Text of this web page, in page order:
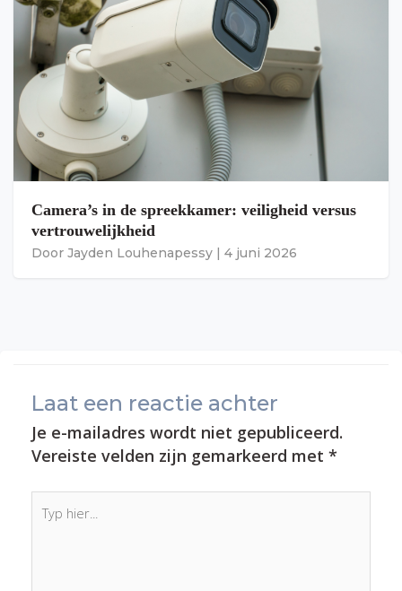
Camera’s in de spreekkamer: veiligheid versus
vertrouwelijkheid
Door Jayden Louhenapessy | 4 juni 2026
Laat een reactie achter
Je e-mailadres wordt niet gepubliceerd.
Vereiste velden zijn gemarkeerd met *
hier...